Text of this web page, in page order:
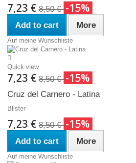
7,23 € 8,50 € -15%
Add to cart More
Auf meine Wunschliste
Quick view
7,23 € 8,50 € -15%
Cruz del Carnero - Latina
Blister
7,23 € 8,50 € -15%
Add to cart More
Auf meine Wunschliste